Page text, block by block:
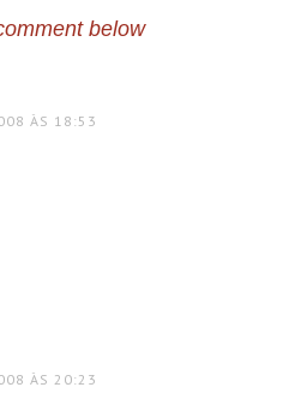
below
ÀS 18:53
ÀS 20:23